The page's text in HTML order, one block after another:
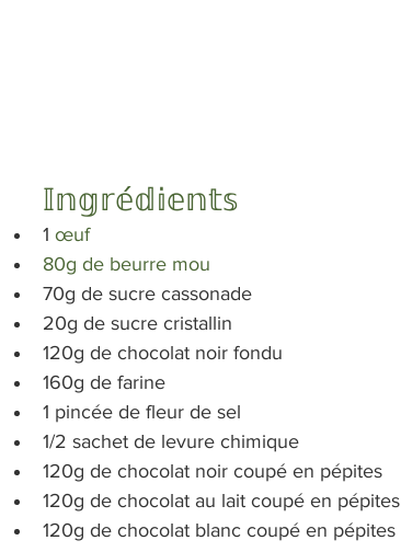
𝕀𝕟𝕘𝕣𝕖́𝕕𝕚𝕖𝕟𝕥𝕤
1 œuf
80g de beurre mou
70g de sucre cassonade
20g de sucre cristallin
120g de chocolat noir fondu
160g de farine
1 pincée de fleur de sel
1/2 sachet de levure chimique
120g de chocolat noir coupé en pépites
120g de chocolat au lait coupé en pépites
120g de chocolat blanc coupé en pépites